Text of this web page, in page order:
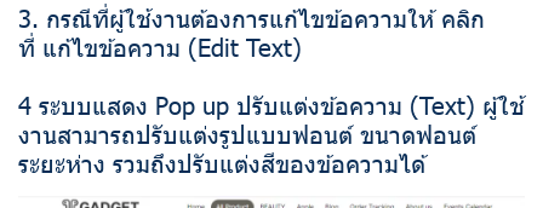
3. กรณีที่ผู้ใช้งานต้องการแก้ไขข้อความให้ คลิก
ที่ แก้ไขข้อความ (Edit Text)
4 ระบบแสดง Pop up ปรับแต่งข้อความ (Text) ผู้ใช้
งานสามารถปรับแต่งรูปแบบฟอนต์ ขนาดฟอนต์
ระยะห่าง รวมถึงปรับแต่งสีของข้อความได้